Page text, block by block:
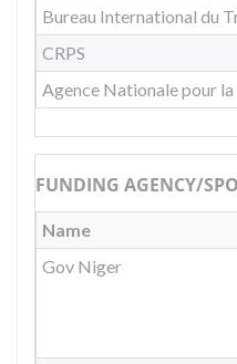
Bureau International du
CRPS
Agence Nationale pour
FUNDING AGENCY/
Name
Gov Niger